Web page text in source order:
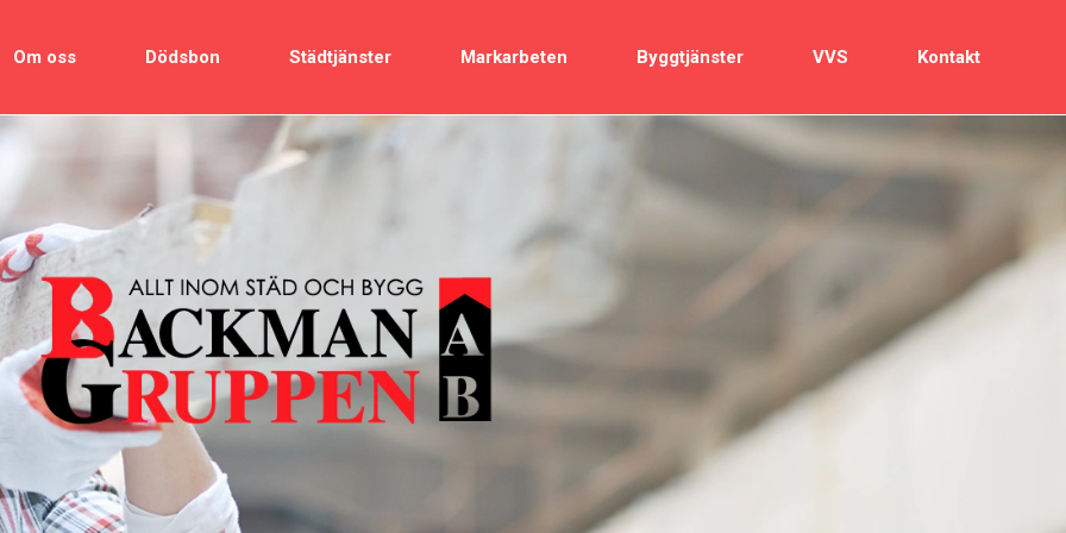
Om oss Dödsbon Städtjänster Markarbeten Byggtjänster VVS Kontakt